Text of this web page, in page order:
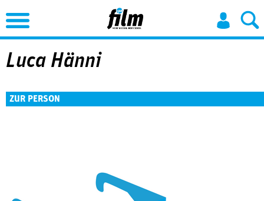
Jump to Navigation
Luca Hänni
ZUR PERSON